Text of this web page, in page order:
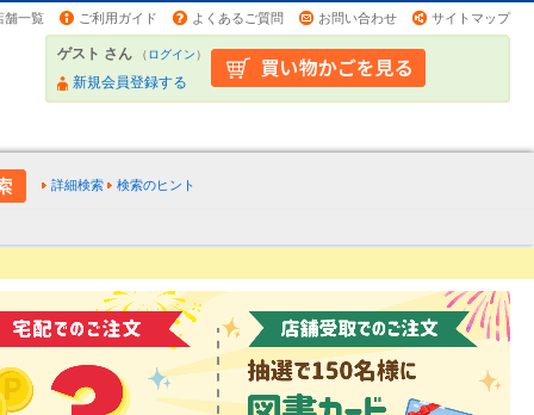
舗一覧 ご利用ガイド よくあるご質問 お問い合わせ サイトマップ
ゲスト さん （ログイン）
新規会員登録する
詳細検索 検索のヒント